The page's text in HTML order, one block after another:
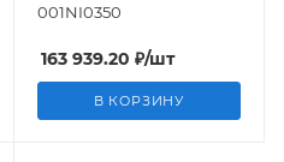
001NI0350
163 939.20 ₽/шт
В КОРЗИНУ